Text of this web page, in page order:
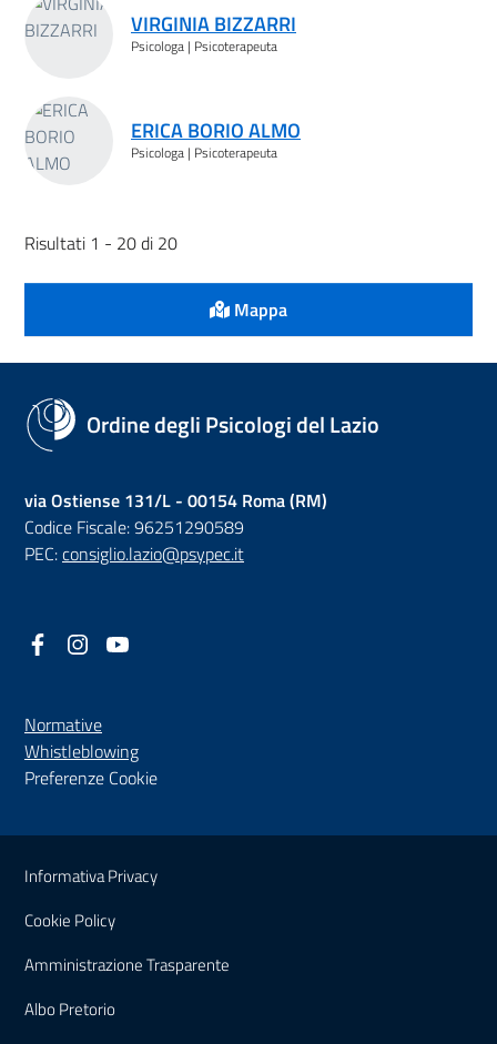
VIRGINIA BIZZARRI
Psicologa | Psicoterapeuta
ERICA BORIO ALMO
Psicologa | Psicoterapeuta
Risultati 1 - 20 di 20
Mappa
Ordine degli Psicologi del Lazio
via Ostiense 131/L - 00154 Roma (RM)
Codice Fiscale: 96251290589
PEC:consiglio.lazio@psypec.it
Facebook
(nuova scheda - new tab)
Instagram
(nuova scheda - new tab)
Normative
Whistleblowing(nuova scheda - new tab)
Preferenze Cookie
Sezione Link Utili
Informativa Privacy
Cookie Policy
Amministrazione Trasparente
Albo Pretorio